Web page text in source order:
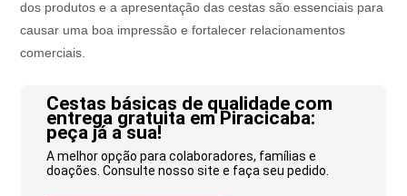
dos produtos e a apresentação das cestas são essenciais para
causar uma boa impressão e fortalecer relacionamentos
comerciais.
Cestas básicas de qualidade com
entrega gratuita em Piracicaba:
peça já a sua!
A melhor opção para colaboradores, famílias e
doações. Consulte nosso site e faça seu pedido.